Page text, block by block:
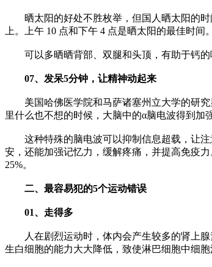
晒太阳的好处不胜枚举，但国人晒太阳的时
上。上午 10 点和下午 4 点是晒太阳的最佳时间。
可以多晒晒背部、双腿和头顶，有助于钙的
07、发呆5分钟，让精神动起来
美国哈佛医学院和马萨诸塞州立大学的研究
里什么也不想的时候，大脑中的α脑电波得到加强
这种特殊的脑电波可以抑制信息超载，让注
安，还能加强记忆力，缓解疼痛，并提高免疫
25%。
二、最容易犯的5个运动错误
01、走得多
人在剧烈运动时，体内会产生较多的肾上腺
生白细胞的能力大大降低，致使淋巴细胞中细胞